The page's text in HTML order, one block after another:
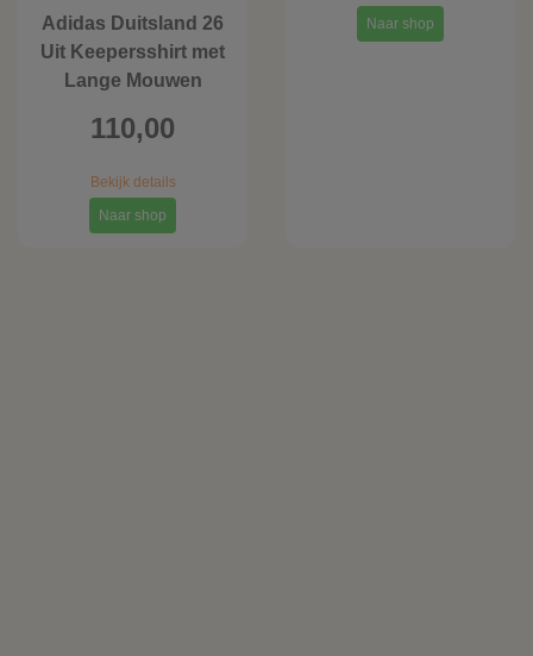
Adidas Duitsland 26
Uit Keepersshirt met
Lange Mouwen
110,00
Bekijk details
Naar shop
Naar shop